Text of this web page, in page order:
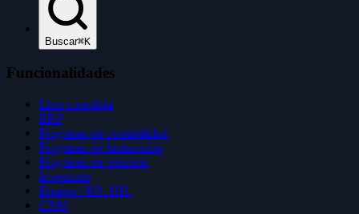
Buscar⌘K
Funcionalidades
Lista completa
ERP
Programa de contabilidad
Programa de facturación
Programa de tesorería
Inventario
Equipo / RR. HH.
CRM